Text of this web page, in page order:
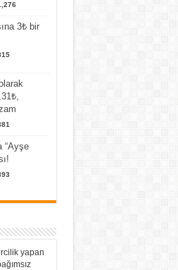
3₺ bir
“Ayşe
yapan